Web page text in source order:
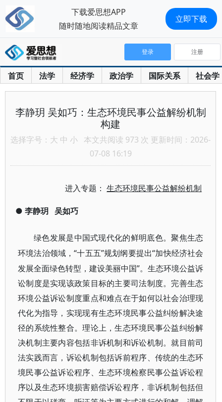
首页 法学 经济学 政治学 国际关系 社会学
登录 注册
李静玥 吴如巧：生态环境民事公益解纷机制
构建
选择字号： 大 中 小 本文共阅读 973 次 更新时间：2026-
07-08 16:19
进入专题：生态环境民事公益解纷机制
● 李静玥 吴如巧
绿色发展是中国式现代化的鲜明底色。聚焦生态
环境法治领域，“十五五”规划纲要提出“加快经济社会
发展全面绿色转型，建设美丽中国”。生态环境公益诉
讼制度是实现该政策目标的主要司法制度。完善生态
环境公益诉讼制度重点和难点在于如何以社会治理现
代化为指导，实现现有生态环境民事公益纠纷解决途
径的系统性整合。理论上，生态环境民事公益纠纷解
决机制主要内容包括非诉机制和诉讼机制。就目前司
法实践而言，诉讼机制包括诉前程序、传统的生态环
境民事公益诉讼程序、生态环境检察民事公益诉讼程
序以及生态环境损害赔偿诉讼程序，非诉机制包括但
下载爱思想APP
随时随地阅读精品文章
立即下载